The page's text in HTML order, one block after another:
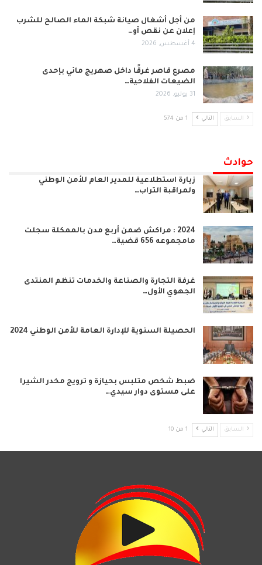
من أجل أشغال صيانة شبكة الماء الصالح للشرب
إعلان عن نقص أو…
4 أغسطس, 2026
مصرع قاصر غرقًا داخل صهريج مائي بإحدى
الضيعات الفلاحية…
31 يوليو, 2026
السابق التالي 1 من 574
حوادث
زيارة استطلاعية للمدير العام للأمن الوطني
ولمراقبة التراب…
2024 : مراكش ضمن أربع مدن بالممكلة سجلت
مامجموعه 656 قضية…
غرفة التجارة والصناعة والخدمات تنظم المنتدى
الجهوي الأول…
الحصيلة السنوية للإدارة العامة للأمن الوطني 2024
ضبط شخص متلبس بحيازة و ترويج مخدر الشيرا
على مستوى دوار سيدي…
السابق التالي 1 من 10